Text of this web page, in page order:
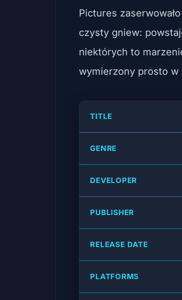
Pictures
czysty gniew:
niektórych to
wymierzony prosto w
TITLE
GENRE
DEVELOPER
PUBLISHER
RELEASE DATE
PLATFORMS